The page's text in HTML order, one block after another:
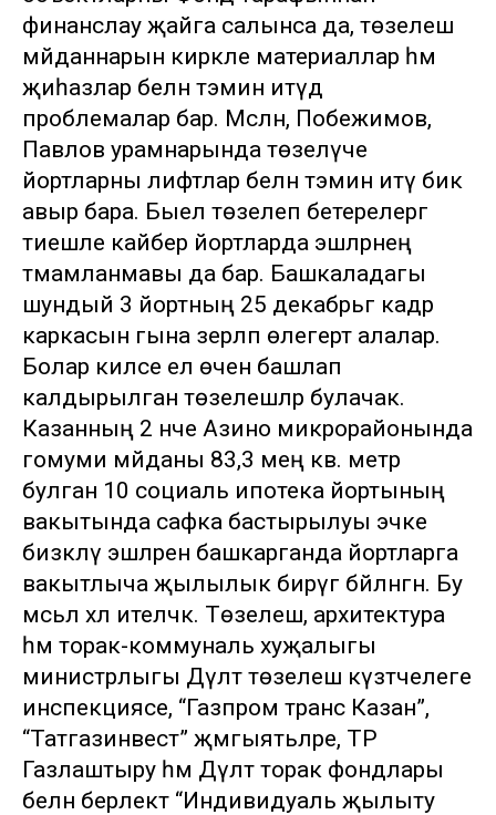
финанслау җайга салынса да, төзелеш
мәйданнарын кирәкле материаллар һәм
җиһазлар белән тәэмин итүдә
проблемалар бар. Мәсәлән, Побежимов,
Павлов урамнарында төзелүче
йортларны лифтлар белән тәэмин итү бик
авыр бара. Быел төзелеп бетерелергә
тиешле кайбер йортларда эшләрнең
тәмамланмавы да бар. Башкаладагы
шундый 3 йортның 25 декабрьгә кадәр
каркасын гына әзерләп өлегертә алалар.
Болар киләсе ел өчен башлап
калдырылган төзелешләр булачак.
Казанның 2 нче Азино микрорайонында
гомуми мәйданы 83,3 мең кв. метр
булган 10 социаль ипотека йортының
вакытында сафка бастырылуы эчке
бизәкләү эшләрен башкарганда йортларга
вакытлыча җылылык бирүгә бәйләнгән. Бу
мәсьәлә хәл ителәчәк. Төзелеш, архитектура
һәм торак-коммуналь хуҗалыгы
министрлыгы Дәүләт төзелеш күзәтчелеге
инспекциясе, “Газпром транс Казан”,
“Татгазинвест” җәмгыятьләре, ТР
Газлаштыру һәм Дәүләт торак фондлары
белән берлектә “Индивидуаль җылыту